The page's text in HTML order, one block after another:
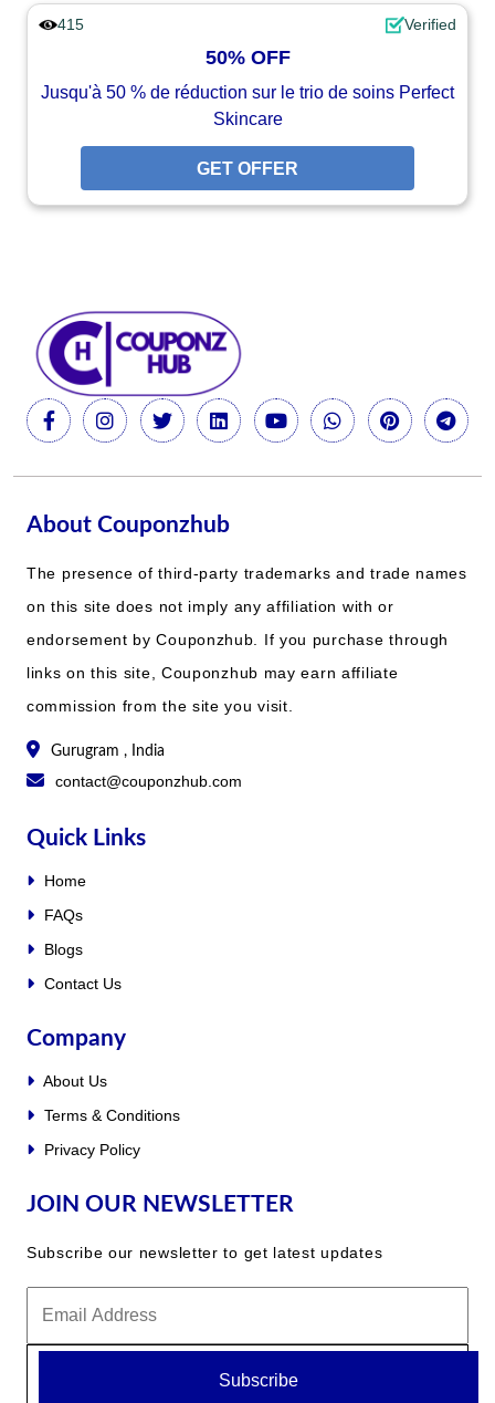
415 Verified
50% OFF
Jusqu'à 50 % de réduction sur le trio de soins Perfect
Skincare
GET OFFER
About Couponzhub
The presence of third-party trademarks and trade names
on this site does not imply any affiliation with or
endorsement by Couponzhub. If you purchase through
links on this site, Couponzhub may earn affiliate
commission from the site you visit.
Gurugram , India
contact@couponzhub.com
Quick Links
Home
FAQs
Blogs
Contact Us
Company
About Us
Terms & Conditions
Privacy Policy
JOIN OUR NEWSLETTER
Subscribe our newsletter to get latest updates
Subscribe